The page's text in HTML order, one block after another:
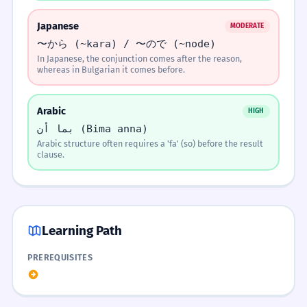
Where to put the comma?
Does 'Понеже' start the sentence?
YES
Put comma after the first
NO
Put comma right before
Since public opinion is highly polarized,
every political decision carries risk.
2
Понеже езикът е жива
материя, той постоянно се
constantly enriched with new loanwords.
Easily Confused
Expressing Cause with 'Понеже'
The first clause creates suspense/context, the second
Memorize It
Mnemonic
Ponezhe starts the 'P'remise (the reason)
before the result.
Visual Association
Imagine a bridge where the first pillar is
'Понеже' (the reason) and the second pillar is
the action you took. You can't reach the action
PUT THE WORDS IN THE CORRECT
ORDER.
REORDER
Arrange the words in the correct order:
All words placed
Click words above to build the sentence
Practice Exercises
CHOOSE THE CORRECT WORD TO START THE
MULTIPLE
Japanese MODERATE
〜から (~kara) / 〜ので (~node)
In Japanese, the conjunction comes after the reason,
whereas in Bulgarian it comes before.
Arabic HIGH
بما أن (Bima anna)
Arabic structure often requires a 'fa' (so) before the result
clause.
Learning Path
PREREQUISITES